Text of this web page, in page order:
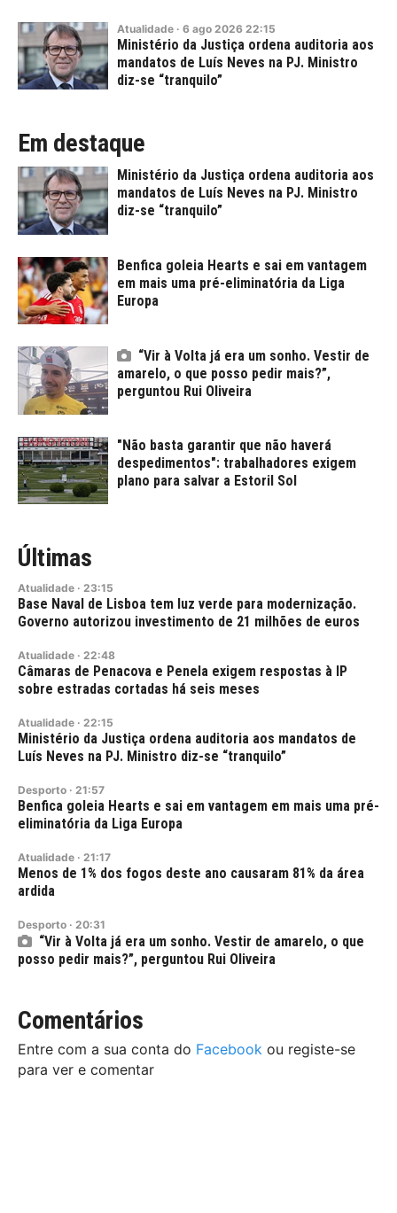
Atualidade · 6 ago 2026 22:15
Ministério da Justiça ordena auditoria aos
mandatos de Luís Neves na PJ. Ministro
diz-se “tranquilo”
Em destaque
Ministério da Justiça ordena auditoria aos
mandatos de Luís Neves na PJ. Ministro
diz-se “tranquilo”
Benfica goleia Hearts e sai em vantagem
em mais uma pré-eliminatória da Liga
Europa
“Vir à Volta já era um sonho. Vestir de
amarelo, o que posso pedir mais?”,
perguntou Rui Oliveira
"Não basta garantir que não haverá
despedimentos": trabalhadores exigem
plano para salvar a Estoril Sol
Últimas
Atualidade · 23:15
Base Naval de Lisboa tem luz verde para modernização.
Governo autorizou investimento de 21 milhões de euros
Atualidade · 22:48
Câmaras de Penacova e Penela exigem respostas à IP
sobre estradas cortadas há seis meses
Atualidade · 22:15
Ministério da Justiça ordena auditoria aos mandatos de
Luís Neves na PJ. Ministro diz-se “tranquilo”
Desporto · 21:57
Benfica goleia Hearts e sai em vantagem em mais uma pré-
eliminatória da Liga Europa
Atualidade · 21:17
Menos de 1% dos fogos deste ano causaram 81% da área
ardida
Desporto · 20:31
“Vir à Volta já era um sonho. Vestir de amarelo, o que
posso pedir mais?”, perguntou Rui Oliveira
Comentários
Entre com a sua conta do Facebook ou registe-se
para ver e comentar